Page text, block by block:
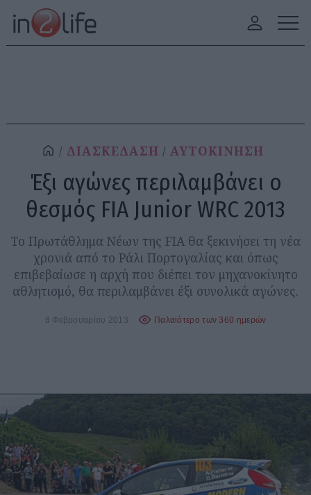
ΔΙΑΣΚΕΔΑΣΗ ΑΥΤΟΚΙΝΗΣΗ
Έξι αγώνες περιλαμβάνει ο
θεσμός FIA Junior WRC 2013
Το Πρωτάθλημα Νέων της FIA θα ξεκινήσει τη νέα
χρονιά από το Ράλι Πορτογαλίας και όπως
επιβεβαίωσε η αρχή που διέπει τον μηχανοκίνητο
αθλητισμό, θα περιλαμβάνει έξι συνολικά αγώνες.
8 Φεβρουαρίου 2013 Παλαιότερο των 360 ημερών